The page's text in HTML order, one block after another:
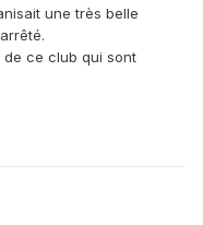
une très belle
de ce club qui sont